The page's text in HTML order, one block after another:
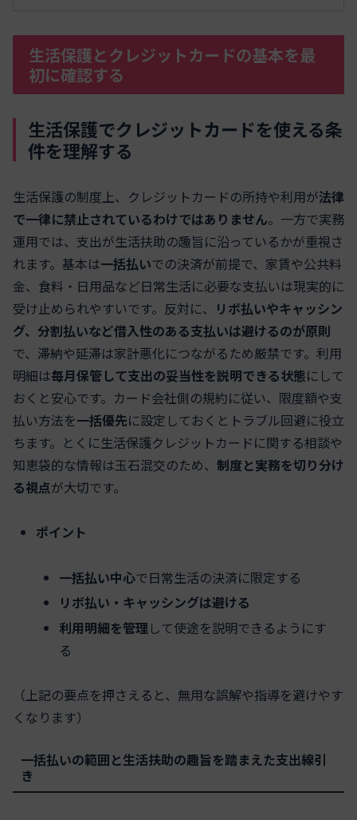
生活保護とクレジットカードの基本を最
初に確認する
生活保護でクレジットカードを使える条
件を理解する
生活保護の制度上、クレジットカードの所持や利用が法律
で一律に禁止されているわけではありません。一方で実務
運用では、支出が生活扶助の趣旨に沿っているかが重視さ
れます。基本は一括払いでの決済が前提で、家賃や公共料
金、食料・日用品など日常生活に必要な支払いは現実的に
受け止められやすいです。反対に、
リボ払いやキャッシン
グ、分割払いなど借入性のある支払いは避けるのが原則
で、滞納や延滞は家計悪化につながるため厳禁です。利用
明細は毎月保管して支出の妥当性を説明できる状態にして
おくと安心です。カード会社側の規約に従い、限度額や支
払い方法を一括優先に設定しておくとトラブル回避に役立
ちます。とくに生活保護クレジットカードに関する相談や
知恵袋的な情報は玉石混交のため、 制度と実務を切り分け
る視点が大切です。
ポイント
一括払い中心で日常生活の決済に限定する
リボ払い・キャッシングは避ける
利用明細を管理して使途を説明できるようにす
る
（上記の要点を押さえると、無用な誤解や指導を避けやす
くなります）
一括払いの範囲と生活扶助の趣旨を踏まえた支出線引
き